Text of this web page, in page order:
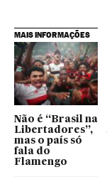
MAIS INFORMAÇÕES
Não é “Brasil na
Libertadores”,
mas o país só
fala do
Flamengo